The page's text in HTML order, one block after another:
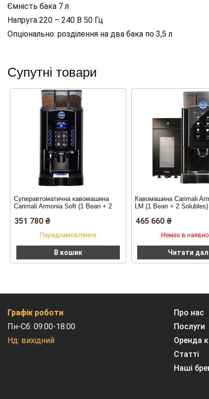
Ємність бака 7 л
Напруга 220 – 240 В 50 Гц
Опціонально: розділення на два бака по 3,5 л
Супутні товари
Суперавтоматична кавомашина
Carimali Armonia Soft (1 Bean + 2
351 780 ₴
Передзамовлення
В кошик
Кавомашина Carimali
LM (1 Bean + 2 Solubles)
465 660 ₴
Немає в
Читати
Графік роботи
Пн-Сб: 09:00-18:00
Нд: вихідний
Про нас
Послуги
Оренда
Статті
Наші